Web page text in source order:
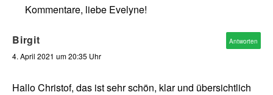
Kommentare, liebe Evelyne!
Birgit
4. April 2021 um 20:35 Uhr
Hallo Christof, das ist sehr schön, klar und übersichtlich
Antworten